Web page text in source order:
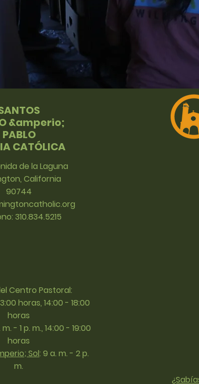
&amperio;
PABLO
CATÓLICA
de la Laguna
California
90744
310.834.5215
Centro Pastoral:
horas, 14:00 - 18:00
horas
- 1 p. m., 14:00 - 19:00
horas
Sol: 9 a. m. - 2 p.
m.